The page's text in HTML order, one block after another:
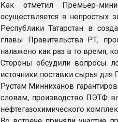
Как отметил Премьер-
осуществляется в непростых
Республики Татарстан в
главы Правительства РТ,
налажено как раз в то время,
Стороны обсудили вопросы
источники поставки сырья для
Рустам Минниханов
словам, производство ПЭТФ
нефтегазохимического